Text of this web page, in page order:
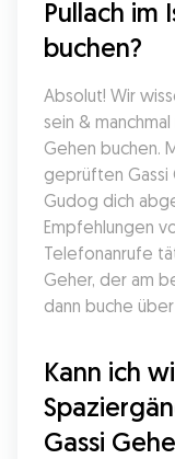
Pullach im
buchen?
Absolut! Wir
sein &
Gehen buchen.
geprüften Gassi
Gudog dich
Empfehlungen
Telefonanrufe
Geher, der am
dann buche
Kann ich
Gassi